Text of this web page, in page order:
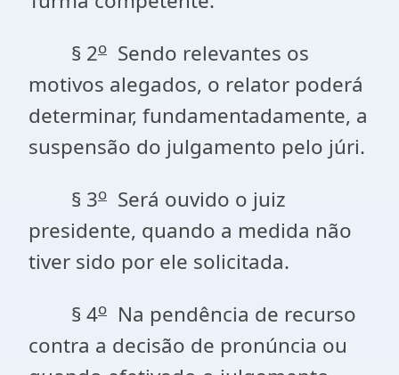
§ 2o Sendo relevantes os
motivos alegados, o relator poderá
determinar, fundamentadamente, a
suspensão do julgamento pelo júri.
§ 3o Será ouvido o juiz
presidente, quando a medida não
tiver sido por ele solicitada.
§ 4o
Na pendência de recurso
contra a decisão de pronúncia ou